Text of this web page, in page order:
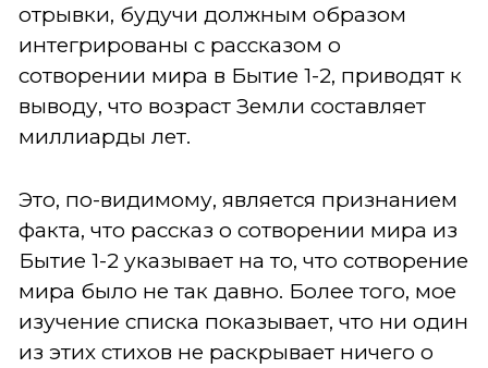
отрывки, будучи должным образом
интегрированы с рассказом о
сотворении мира в Бытие 1-2, приводят к
выводу, что возраст Земли составляет
миллиарды лет.
Это, по-видимому, является признанием
факта, что рассказ о сотворении мира из
Бытие 1-2 указывает на то, что сотворение
мира было не так давно. Более того, мое
изучение списка показывает, что ни один
из этих стихов не раскрывает ничего о